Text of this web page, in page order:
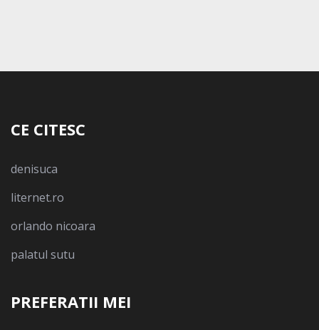
CE CITESC
denisuca
liternet.ro
orlando nicoara
palatul sutu
PREFERATII MEI